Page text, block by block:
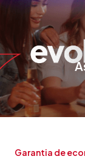
Garantia de